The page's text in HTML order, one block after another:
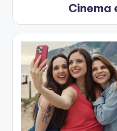
Cinema